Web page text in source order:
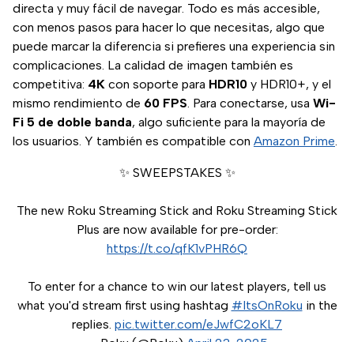
directa y muy fácil de navegar. Todo es más accesible,
con menos pasos para hacer lo que necesitas, algo que
puede marcar la diferencia si prefieres una experiencia sin
complicaciones. La calidad de imagen también es
competitiva: 4K con soporte para HDR10 y HDR10+, y el
mismo rendimiento de 60 FPS. Para conectarse, usa Wi-
Fi 5 de doble banda, algo suficiente para la mayoría de
los usuarios. Y también es compatible con Amazon Prime.
✨ SWEEPSTAKES ✨
The new Roku Streaming Stick and Roku Streaming Stick
Plus are now available for pre-order:
https://t.co/qfK1vPHR6Q
To enter for a chance to win our latest players, tell us
what you'd stream first using hashtag #ItsOnRoku in the
replies. pic.twitter.com/eJwfC2oKL7